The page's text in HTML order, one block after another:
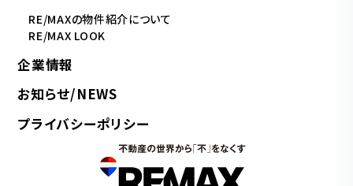
RE/MAXの物件紹介について
RE/MAX LOOK
企業情報
お知らせ/NEWS
プライバシーポリシー